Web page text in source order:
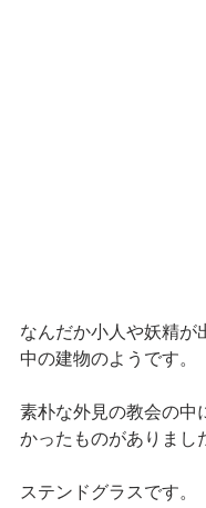
なんだか小人や妖精が
中の建物のようです。
素朴な外見の教会の中
かったものがありまし
ステンドグラスです。